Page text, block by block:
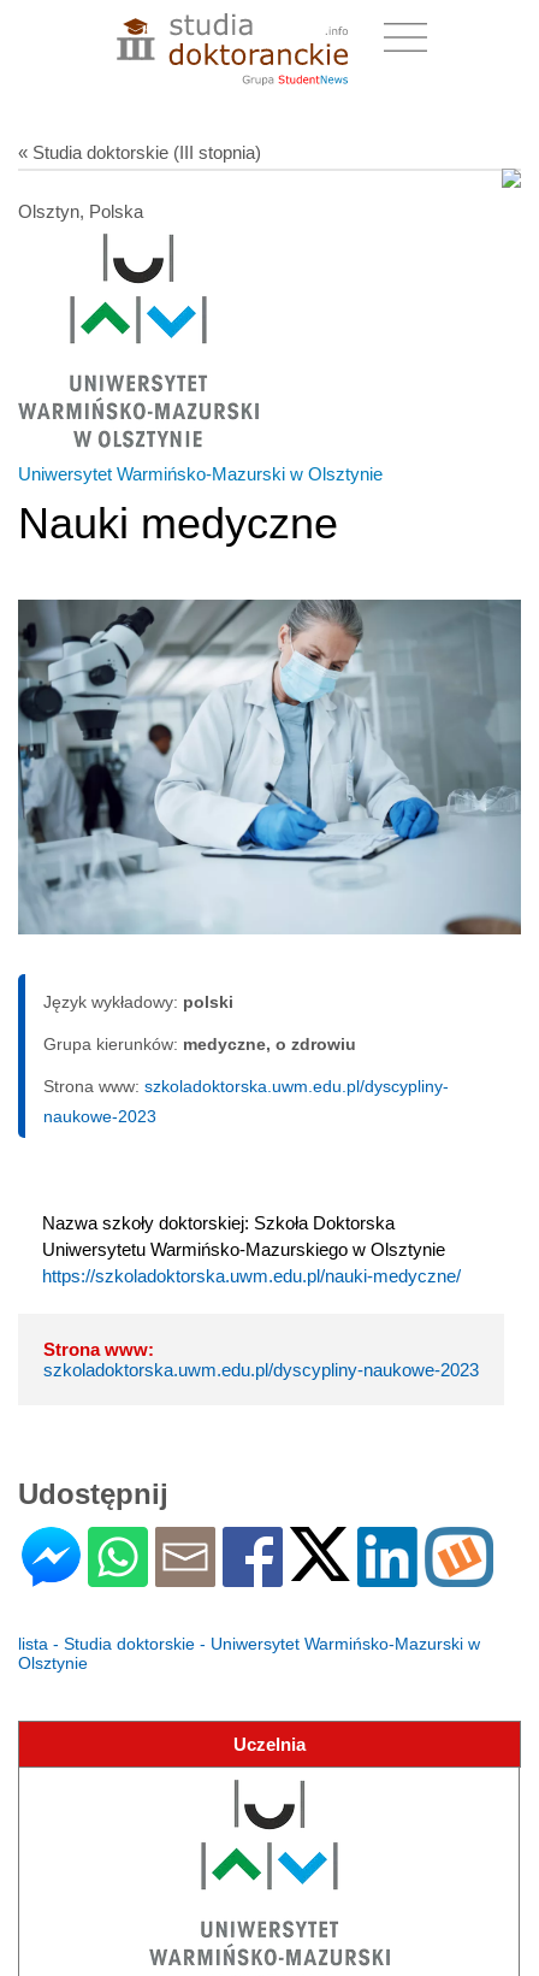
« Studia doktorskie (III stopnia)
Olsztyn, Polska
Uniwersytet Warmińsko-Mazurski w Olsztynie
Nauki medyczne
Język wykładowy: polski
Grupa kierunków: medyczne, o zdrowiu
Strona www: szkoladoktorska.uwm.edu.pl/dyscypliny-
naukowe-2023
Nazwa szkoły doktorskiej: Szkoła Doktorska
Uniwersytetu Warmińsko-Mazurskiego w Olsztynie
https://szkoladoktorska.uwm.edu.pl/nauki-medyczne/
Strona www:
szkoladoktorska.uwm.edu.pl/dyscypliny-naukowe-2023
Udostępnij
lista - Studia doktorskie - Uniwersytet Warmińsko-Mazurski w
Olsztynie
Uczelnia